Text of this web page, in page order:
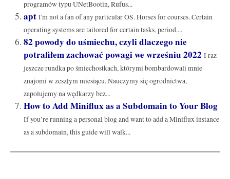
programów typu UNetBootin, Rufus...
apt I'm not a fan of any particular OS. Horses for courses. Certain
operating systems are tailored for certain tasks, period....
82 powody do uśmiechu, czyli dlaczego nie
potrafiłem zachować powagi we wrześniu 2022 I raz
jeszcze rundka po śmiechostkach, którymi bombardowali mnie
znajomi w zeszłym miesiącu. Nauczymy się ogrodnictwa,
zapolujemy na wędkarzy bez...
How to Add Miniflux as a Subdomain to Your Blog
If you’re running a personal blog and want to add a Miniflux instance
as a subdomain, this guide will walk...